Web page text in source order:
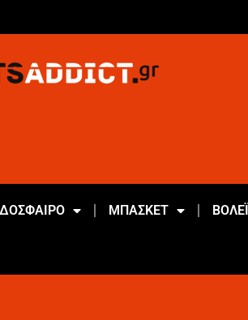
ΜΠΑΣΚΕΤ ΒΟΛΕΪ